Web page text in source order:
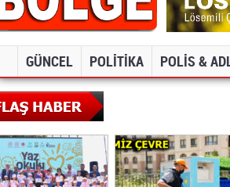
GÜNCEL POLİTİKA POLİS &